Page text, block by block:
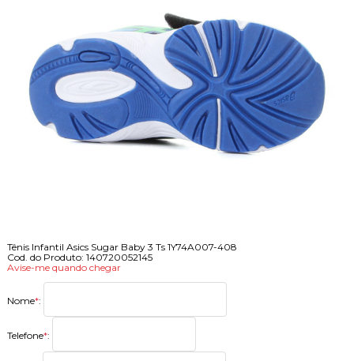
Tênis Infantil Asics Sugar Baby 3 Ts 1Y74A007-408
Cod. do Produto: 140720052145
Avise-me quando chegar
Nome*:
Telefone*: